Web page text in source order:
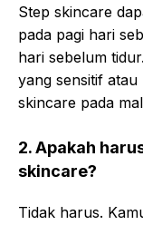
Step skincare
pada pagi hari
hari sebelum
yang sensitif
skincare pada
2. Apakah
skincare?
Tidak harus.